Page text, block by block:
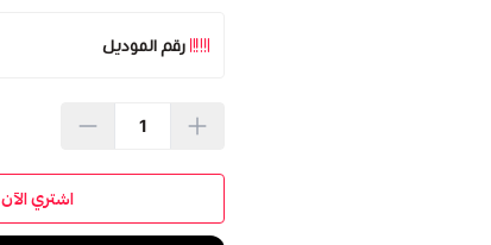
رقم الموديل
اشتري الآن